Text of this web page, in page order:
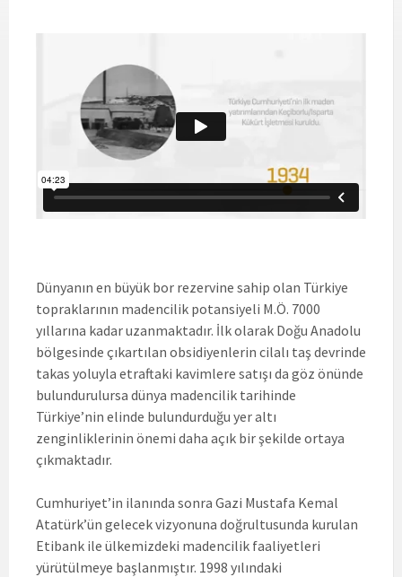
Dünyanın en büyük bor rezervine sahip olan Türkiye
topraklarının madencilik potansiyeli M.Ö. 7000
yıllarına kadar uzanmaktadır. İlk olarak Doğu Anadolu
bölgesinde çıkartılan obsidiyenlerin cilalı taş devrinde
takas yoluyla etraftaki kavimlere satışı da göz önünde
bulundurulursa dünya madencilik tarihinde
Türkiye’nin elinde bulundurduğu yer altı
zenginliklerinin önemi daha açık bir şekilde ortaya
çıkmaktadır.
Cumhuriyet’in ilanında sonra Gazi Mustafa Kemal
Atatürk’ün gelecek vizyonuna doğrultusunda kurulan
Etibank ile ülkemizdeki madencilik faaliyetleri
yürütülmeye başlanmıştır. 1998 yılındaki